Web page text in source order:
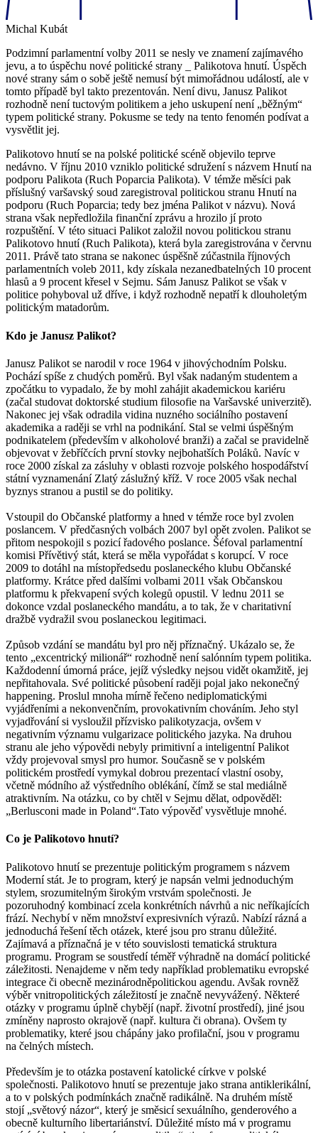
Michal Kubát
Podzimní parlamentní volby 2011 se nesly ve znamení zajímavého
jevu, a to úspěchu nové politické strany _ Palikotova hnutí. Úspěch
nové strany sám o sobě ještě nemusí být mimořádnou událostí, ale v
tomto případě byl takto prezentován. Není divu, Janusz Palikot
rozhodně není tuctovým politikem a jeho uskupení není „běžným“
typem politické strany. Pokusme se tedy na tento fenomén podívat a
vysvětlit jej.
Palikotovo hnutí se na polské politické scéně objevilo teprve
nedávno. V říjnu 2010 vzniklo politické sdružení s názvem Hnutí na
podporu Palikota (Ruch Poparcia Palikota). V témže měsíci pak
příslušný varšavský soud zaregistroval politickou stranu Hnutí na
podporu (Ruch Poparcia; tedy bez jména Palikot v názvu). Nová
strana však nepředložila finanční zprávu a hrozilo jí proto
rozpuštění. V této situaci Palikot založil novou politickou stranu
Palikotovo hnutí (Ruch Palikota), která byla zaregistrována v červnu
2011. Právě tato strana se nakonec úspěšně zúčastnila říjnových
parlamentních voleb 2011, kdy získala nezanedbatelných 10 procent
hlasů a 9 procent křesel v Sejmu. Sám Janusz Palikot se však v
politice pohyboval už dříve, i když rozhodně nepatří k dlouholetým
politickým matadorům.
Kdo je Janusz Palikot?
Janusz Palikot se narodil v roce 1964 v jihovýchodním Polsku.
Pochází spíše z chudých poměrů. Byl však nadaným studentem a
zpočátku to vypadalo, že by mohl zahájit akademickou kariéru
(začal studovat doktorské studium filosofie na Varšavské univerzitě).
Nakonec jej však odradila vidina nuzného sociálního postavení
akademika a raději se vrhl na podnikání. Stal se velmi úspěšným
podnikatelem (především v alkoholové branži) a začal se pravidelně
objevovat v žebříčcích první stovky nejbohatších Poláků. Navíc v
roce 2000 získal za zásluhy v oblasti rozvoje polského hospodářství
státní vyznamenání Zlatý záslužný kříž. V roce 2005 však nechal
byznys stranou a pustil se do politiky.
Vstoupil do Občanské platformy a hned v témže roce byl zvolen
poslancem. V předčasných volbách 2007 byl opět zvolen. Palikot se
přitom nespokojil s pozicí řadového poslance. Šéfoval parlamentní
komisi Přívětivý stát, která se měla vypořádat s korupcí. V roce
2009 to dotáhl na místopředsedu poslaneckého klubu Občanské
platformy. Krátce před dalšími volbami 2011 však Občanskou
platformu k překvapení svých kolegů opustil. V lednu 2011 se
dokonce vzdal poslaneckého mandátu, a to tak, že v charitativní
dražbě vydražil svou poslaneckou legitimaci.
Způsob vzdání se mandátu byl pro něj příznačný. Ukázalo se, že
tento „excentrický milionář“ rozhodně není salónním typem politika.
Každodenní úmorná práce, jejíž výsledky nejsou vidět okamžitě, jej
nepřitahovala. Své politické působení raději pojal jako nekonečný
happening. Proslul mnoha mírně řečeno nediplomatickými
vyjádřeními a nekonvenčním, provokativním chováním. Jeho styl
vyjadřování si vysloužil přízvisko palikotyzacja, ovšem v
negativním významu vulgarizace politického jazyka. Na druhou
stranu ale jeho výpovědi nebyly primitivní a inteligentní Palikot
vždy projevoval smysl pro humor. Současně se v polském
politickém prostředí vymykal dobrou prezentací vlastní osoby,
včetně módního až výstředního oblékání, čímž se stal mediálně
atraktivním. Na otázku, co by chtěl v Sejmu dělat, odpověděl:
„Berlusconi made in Poland“.Tato výpověď vysvětluje mnohé.
Co je Palikotovo hnutí?
Palikotovo hnutí se prezentuje politickým programem s názvem
Moderní stát. Je to program, který je napsán velmi jednoduchým
stylem, srozumitelným širokým vrstvám společnosti. Je
pozoruhodný kombinací zcela konkrétních návrhů a nic neříkajících
frází. Nechybí v něm množství expresivních výrazů. Nabízí rázná a
jednoduchá řešení těch otázek, které jsou pro stranu důležité.
Zajímavá a příznačná je v této souvislosti tematická struktura
programu. Program se soustředí téměř výhradně na domácí politické
záležitosti. Nenajdeme v něm tedy například problematiku evropské
integrace či obecně mezinárodněpolitickou agendu. Avšak rovněž
výběr vnitropolitických záležitostí je značně nevyvážený. Některé
otázky v programu úplně chybějí (např. životní prostředí), jiné jsou
zmíněny naprosto okrajově (např. kultura či obrana). Ovšem ty
problematiky, které jsou chápány jako profilační, jsou v programu
na čelných místech.
Především je to otázka postavení katolické církve v polské
společnosti. Palikotovo hnutí se prezentuje jako strana antiklerikální,
a to v polských podmínkách značně radikálně. Na druhém místě
stojí „světový názor“, který je směsicí sexuálního, genderového a
obecně kulturního libertariánství. Důležité místo má v programu